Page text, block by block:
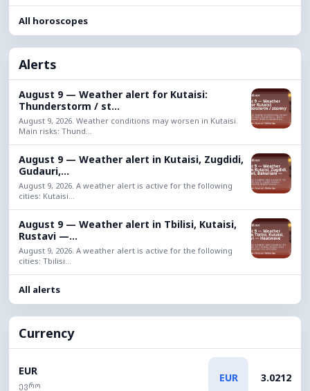
All horoscopes
Alerts
August 9 — Weather alert for Kutaisi:
Thunderstorm / st...
August 9, 2026. Weather conditions may worsen in Kutaisi.
Main risks: Thund...
August 9 — Weather alert in Kutaisi, Zugdidi,
Gudauri,...
August 9, 2026. A weather alert is active for the following
cities: Kutaisi...
August 9 — Weather alert in Tbilisi, Kutaisi,
Rustavi —...
August 9, 2026. A weather alert is active for the following
cities: Tbilisi...
All alerts
Currency
EUR
ევრო
EUR 3.0212